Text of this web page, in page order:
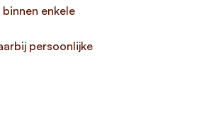
enkele
persoonlijke